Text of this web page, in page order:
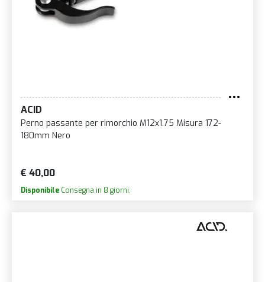
ACID
Perno passante per rimorchio M12x1.75 Misura 172-
180mm Nero
€ 40,00
Disponibile Consegna in 8 giorni.